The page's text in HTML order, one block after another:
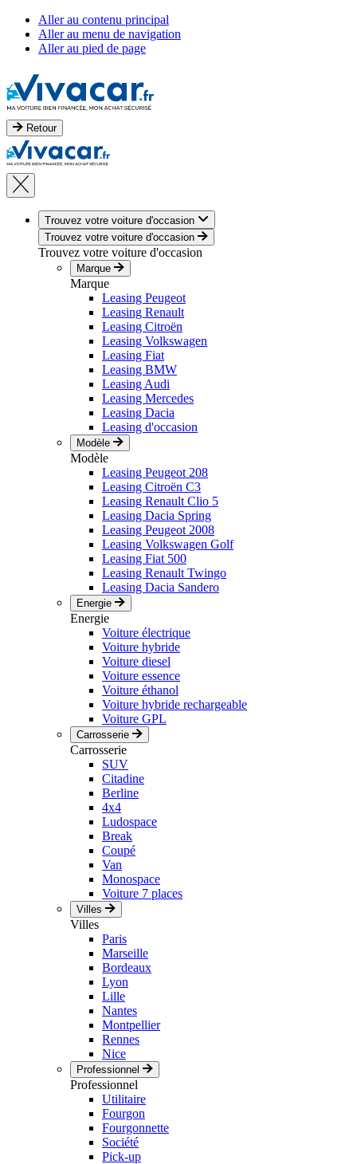
Aller au contenu principal
Aller au menu de navigation
Aller au pied de page
Retour
Trouvez votre voiture d'occasion
Trouvez votre voiture d'occasion
Trouvez votre voiture d'occasion
Marque
Marque
Leasing Peugeot
Leasing Renault
Leasing Citroën
Leasing Volkswagen
Leasing Fiat
Leasing BMW
Leasing Audi
Leasing Mercedes
Leasing Dacia
Leasing d'occasion
Modèle
Modèle
Leasing Peugeot 208
Leasing Citroën C3
Leasing Renault Clio 5
Leasing Dacia Spring
Leasing Peugeot 2008
Leasing Volkswagen Golf
Leasing Fiat 500
Leasing Renault Twingo
Leasing Dacia Sandero
Energie
Energie
Voiture électrique
Voiture hybride
Voiture diesel
Voiture essence
Voiture éthanol
Voiture hybride rechargeable
Voiture GPL
Carrosserie
Carrosserie
SUV
Citadine
Berline
4x4
Ludospace
Break
Coupé
Van
Monospace
Voiture 7 places
Villes
Villes
Paris
Marseille
Bordeaux
Lyon
Lille
Nantes
Montpellier
Rennes
Nice
Professionnel
Professionnel
Utilitaire
Fourgon
Fourgonnette
Société
Pick-up